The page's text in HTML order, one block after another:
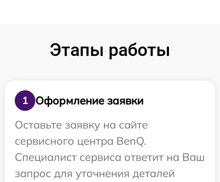
Этапы работы
1
Оформление заявки
Оставьте заявку на сайте
сервисного центра BenQ.
Специалист сервиса ответит на Ваш
запрос для уточнения деталей